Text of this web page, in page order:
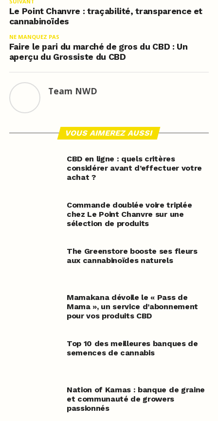
Le Point Chanvre : traçabilité, transparence et
cannabinoïdes
NE MANQUEZ PAS
Faire le pari du marché de gros du CBD : Un
aperçu du Grossiste du CBD
Team NWD
VOUS AIMEREZ AUSSI
CBD en ligne : quels critères
considérer avant d’effectuer votre
achat ?
Commande doublée voire triplée
chez Le Point Chanvre sur une
sélection de produits
The Greenstore booste ses fleurs
aux cannabinoïdes naturels
Mamakana dévoile le « Pass de
Mama », un service d’abonnement
pour vos produits CBD
Top 10 des meilleures banques de
semences de cannabis
Nation of Kamas : banque de graine
et communauté de growers
passionnés